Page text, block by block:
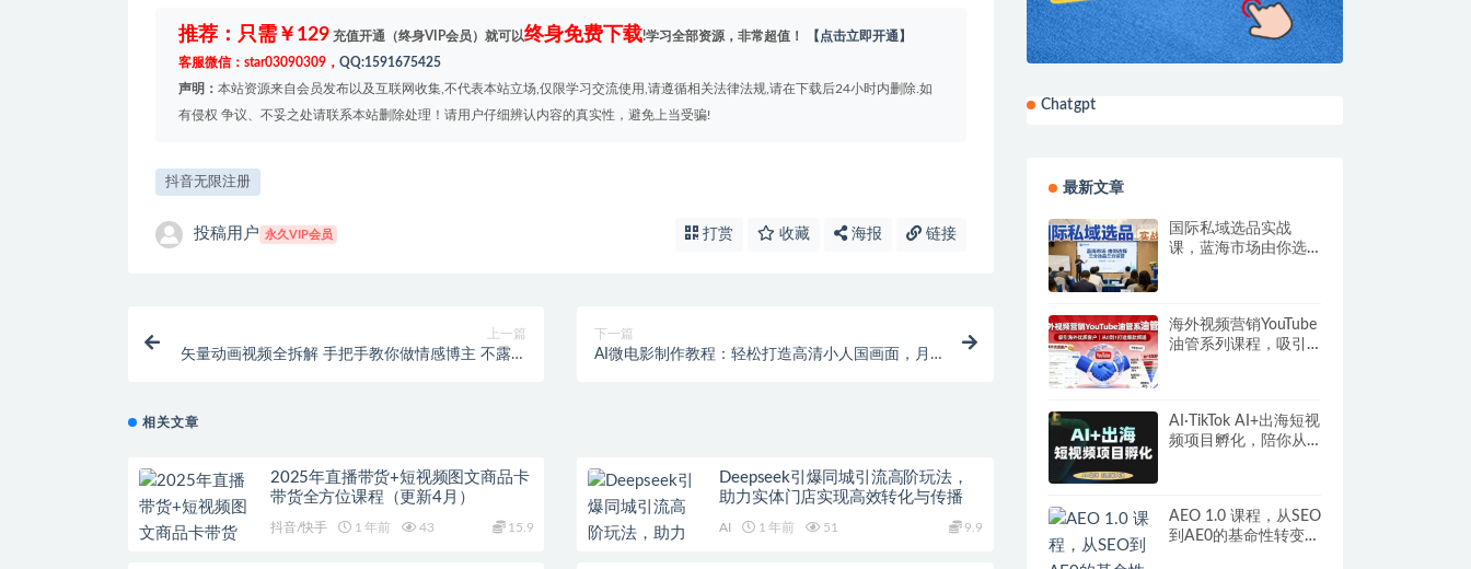
推荐：只需￥129 充值开通（终身VIP会员）就可以终身免费下载!学习全部资源，非常超值！
【点击立即开通】
客服微信：star03090309， QQ:1591675425
声明： 本站资源来自会员发布以及互联网收集,不代表本站立场,仅限学习交流使用,请遵循相关法律法规,请在下载后24小时内删除.如
有侵权 争议、不妥之处请联系本站删除处理！请用户仔细辨认内容的真实性，避免上当受骗!
抖音无限注册
投稿用户 永久VIP会员 打赏 收藏 海报 链接
上一篇
矢量动画视频全拆解 手把手教你做情感博主 不露脸
下一篇
AI微电影制作教程：轻松打造高清小人国画面，月
相关文章
2025年直播带货+短视频图文商品卡
带货全方位课程（更新4月）
抖音/快手 1 年前 43 15.9
Deepseek引爆同城引流高阶玩法，
助力实体门店实现高效转化与传播
AI 1 年前 51 9.9
Chatgpt
最新文章
国际私域选品实战
课，蓝海市场由你选
海外视频营销YouTube
油管系列课程，吸引
AI·TikTok AI+出海短视
频项目孵化，陪你从0-
AEO 1.0 课程，从SEO
到AE0的基命性转变，